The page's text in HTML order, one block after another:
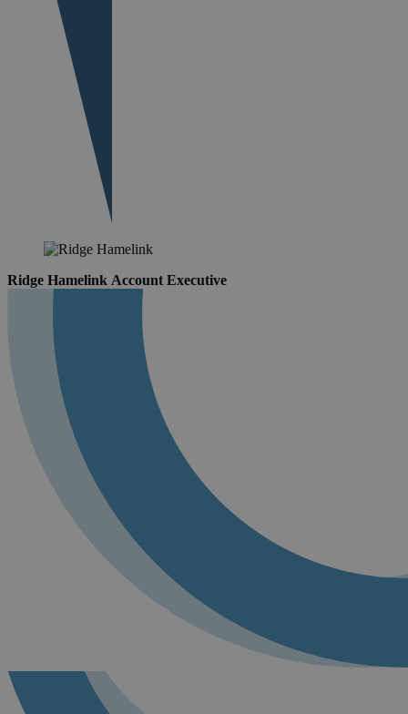
Ridge Hamelink Account Executive